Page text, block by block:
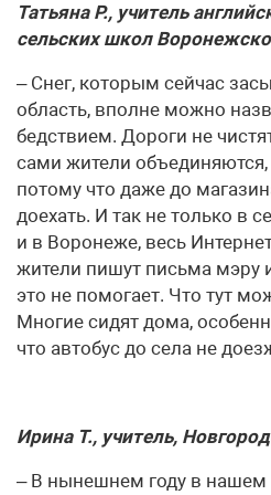
Татьяна Р., учитель
сельских школ
– Снег, которым сейчас
область, вполне можно
бедствием. Дороги не
сами жители
потому что даже до
доехать. И так не только в
и в Воронеже, весь
жители пишут письма мэру
это не помогает. Что тут
Многие сидят дома,
что автобус до села не
Ирина Т., учитель,
– В нынешнем году в нашем